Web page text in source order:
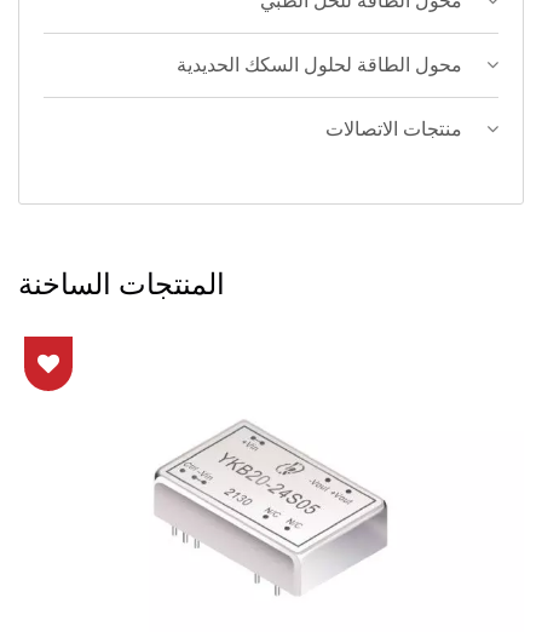
محول الطاقة لحلول السكك الحديدية
منتجات الاتصالات
المنتجات الساخنة